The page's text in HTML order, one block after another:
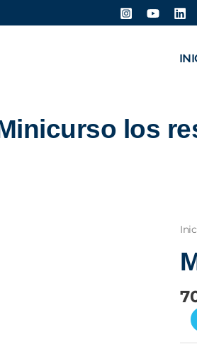
los